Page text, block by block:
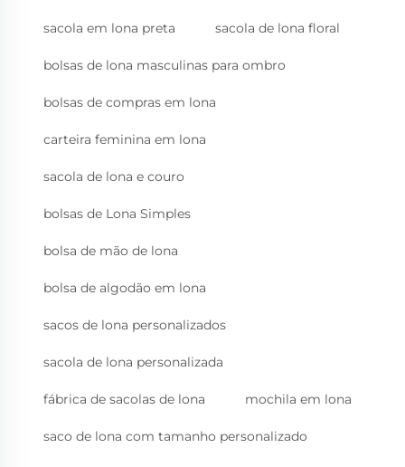
sacola em lona preta sacola de lona floral
bolsas de lona masculinas para ombro
bolsas de compras em lona
carteira feminina em lona
sacola de lona e couro
bolsas de Lona Simples
bolsa de mão de lona
bolsa de algodão em lona
sacos de lona personalizados
sacola de lona personalizada
fábrica de sacolas de lona mochila em lona
saco de lona com tamanho personalizado